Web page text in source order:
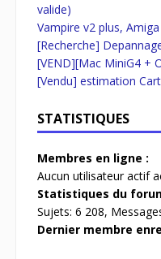
valide)
Vampire v2 plus,
[Recherche]
[VEND][Mac MiniG4 +
[Vendu] estimation
STATISTIQUES
Membres en ligne :
Aucun utilisateur actif
Statistiques du
Sujets: 6 208,
Dernier membre